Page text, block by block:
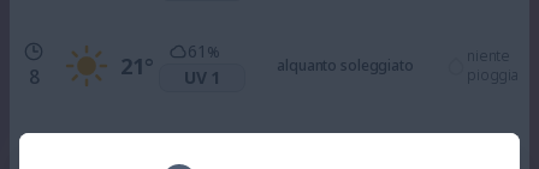
8 21°
61 %
UV 1
alquanto soleggiato
niente
pioggia